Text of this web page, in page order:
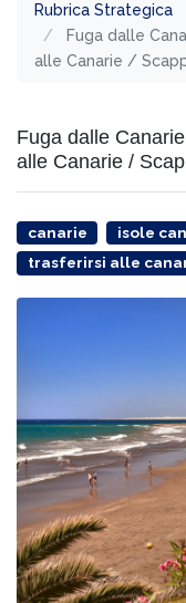
Rubrica Strategica
Fuga dalle
alle Canarie /
Fuga dalle
alle Canarie /
canarie isole
trasferirsi alle